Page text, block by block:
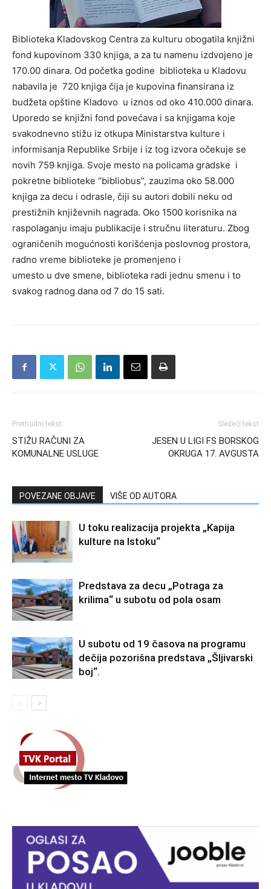
Biblioteka Kladovskog Centra za kulturu obogatila knjižni
fond kupovinom 330 knjiga, a za tu namenu izdvojeno je
170.00 dinara. Od početka godine biblioteka u Kladovu
nabavila je 720 knjiga čija je kupovina finansirana iz
budžeta opštine Kladovo u iznos od oko 410.000 dinara.
Uporedo se knjižni fond povećava i sa knjigama koje
svakodnevno stižu iz otkupa Ministarstva kulture i
informisanja Republike Srbije i iz tog izvora očekuje se
novih 759 knjiga. Svoje mesto na policama gradske i
pokretne biblioteke “bibliobus”, zauzima oko 58.000
knjiga za decu i odrasle, čiji su autori dobili neku od
prestižnih književnih nagrada. Oko 1500 korisnika na
raspolaganju imaju publikacije i stručnu literaturu. Zbog
ograničenih mogućnosti korišćenja poslovnog prostora,
radno vreme biblioteke je promenjeno i
umesto u dve smene, biblioteka radi jednu smenu i to
svakog radnog dana od 7 do 15 sati.
Prethodni tekst
STIŽU RAČUNI ZA
KOMUNALNE USLUGE
Sledeći tekst
JESEN U LIGI FS BORSKOG
OKRUGA 17. AVGUSTA
POVEZANE OBJAVE VIŠE OD AUTORA
U toku realizacija projekta „Kapija
kulture na Istoku“
Predstava za decu „Potraga za
krilima“ u subotu od pola osam
U subotu od 19 časova na programu
dečija pozorišna predstava „Šljivarski
boj“.